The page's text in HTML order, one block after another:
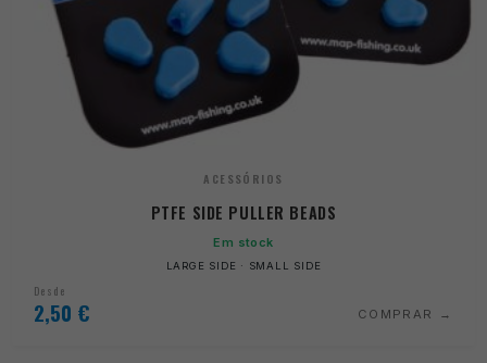
ACESSÓRIOS
PTFE SIDE PULLER BEADS
Em stock
LARGE SIDE · SMALL SIDE
Desde
2,50 € COMPRAR